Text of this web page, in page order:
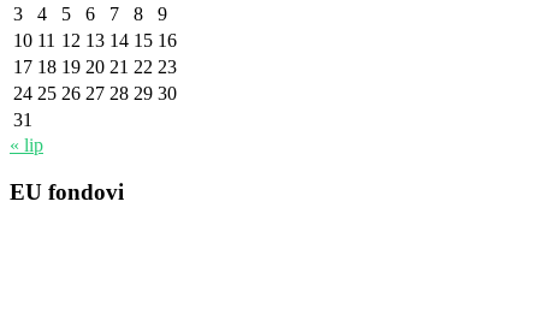
3
4 5 6 7 8
9
10 11 12 13 14 15 16
17 18 19 20 21 22 23
24 25 26 27 28 29 30
31
« lip
EU fondovi